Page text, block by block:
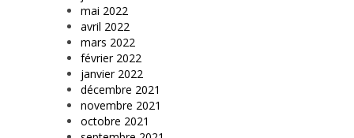
mai 2022
avril 2022
mars 2022
février 2022
janvier 2022
décembre 2021
novembre 2021
octobre 2021